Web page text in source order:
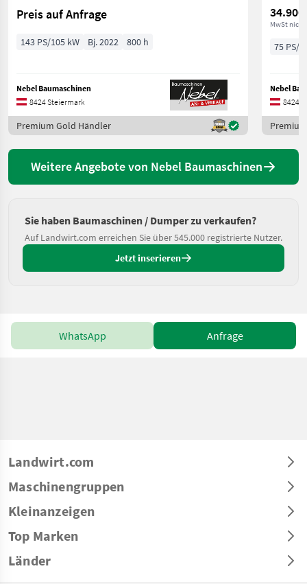
Preis auf Anfrage
143 PS/105 kW Bj. 2022 800 h
Nebel Baumaschinen
8424 Steiermark
Premium Gold Händler
34.900
MwSt
75 PS/
Nebel
8424
Weitere Angebote von Nebel Baumaschinen
Sie haben Baumaschinen / Dumper zu verkaufen?
Auf Landwirt.com erreichen Sie über 545.000 registrierte Nutzer.
Jetzt inserieren
WhatsApp Anfrage
Landwirt.com
Maschinengruppen
Kleinanzeigen
Top Marken
Länder